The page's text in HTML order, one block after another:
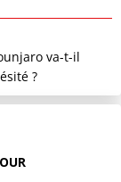
va-t-il
?